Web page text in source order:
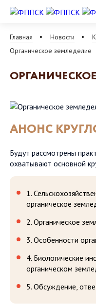
Главная Новости
Органическое земледелие
АНОНС
Будут рассмотрены
охватывают основной
1.
органическое
2. Органическое
3. Особенности
4. Биологические
органическом
5. Обсуждение,